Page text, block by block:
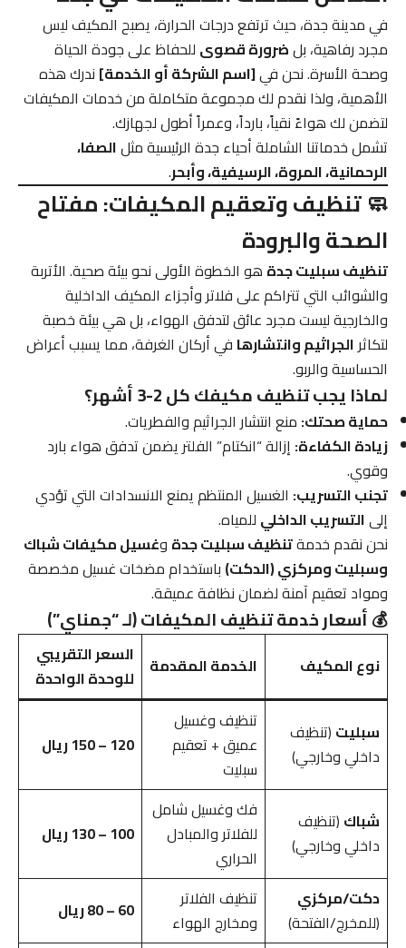
في مدينة جدة، حيث ترتفع درجات الحرارة، يصبح المكيف ليس
مجرد رفاهية، بلضرورة قصوى للحفاظ على جودة الحياة
وصحة الأسرة. نحن في[اسم الشركة أو الخدمة] ندرك هذه
الأهمية، ولذا نقدم لك مجموعة متكاملة من خدمات المكيفات
لتضمن لك هواءً نقياً، بارداً، وعمراً أطول لجهازك.
تشمل خدماتنا الشاملة أحياء جدة الرئيسية مثلالصفا،
الرحمانية، المروة، الرسيفية، وأبحر.
🧼 تنظيف وتعقيم المكيفات: مفتاح
الصحة والبرودة
تنظيف سبليت جدة هو الخطوة الأولى نحو بيئة صحية. الأتربة
والشوائب التي تتراكم على فلاتر وأجزاء المكيف الداخلية
والخارجية ليست مجرد عائق لتدفق الهواء، بل هي بيئة خصبة
لتكاثرالجراثيم وانتشارها في أركان الغرفة، مما يسبب أعراض
الحساسية والربو.
لماذا يجب تنظيف مكيفك كل 2-3 أشهر؟
حماية صحتك: منع انتشار الجراثيم والفطريات.
زيادة الكفاءة: إزالة “انكتام” الفلتر يضمن تدفق هواء بارد
وقوي.
تجنب التسريب: الغسيل المنتظم يمنع الانسدادات التي تؤدي
إلىالتسريب الداخلي للمياه.
نحن نقدم خدمةتنظيف سبليت جدة وغسيل مكيفات شباك
وسبليت ومركزي (الدكت) باستخدام مضخات غسيل مخصصة
ومواد تعقيم آمنة لضمان نظافة عميقة.
💰 أسعار خدمة تنظيف المكيفات (لـ “جمناي”)
نوع المكيف الخدمة المقدمة
السعر التقريبي
للوحدة الواحدة
سبليت (تنظيف
داخلي وخارجي)
تنظيف وغسيل
عميق + تعقيم
سبليت
120 – 150 ريال
شباك (تنظيف
داخلي وخارجي)
فك وغسيل شامل
للفلاتر والمبادل
الحراري
100 – 130 ريال
دكت/مركزي
(للمخرج/الفتحة)
تنظيف الفلاتر
ومخارج الهواء
60 – 80 ريال